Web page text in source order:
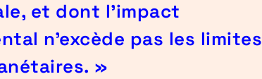
et dont l’impact
n’excède pas les limites
»